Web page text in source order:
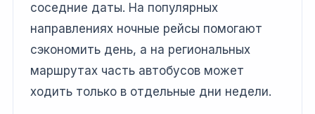
соседние даты. На популярных
направлениях ночные рейсы помогают
сэкономить день, а на региональных
маршрутах часть автобусов может
ходить только в отдельные дни недели.